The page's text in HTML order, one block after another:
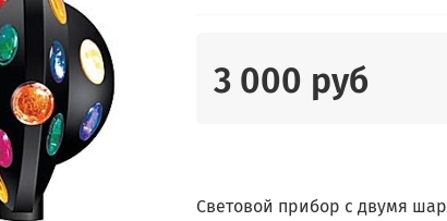
3 000 руб
Световой прибор с двумя